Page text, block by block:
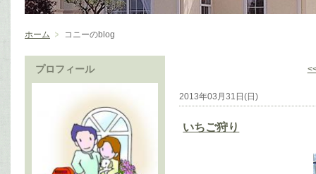
ホーム コニーのblog
プロフィール
2013年03月31日(日)
いちご狩り